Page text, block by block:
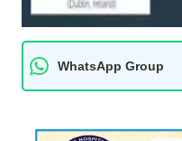
WhatsApp Group